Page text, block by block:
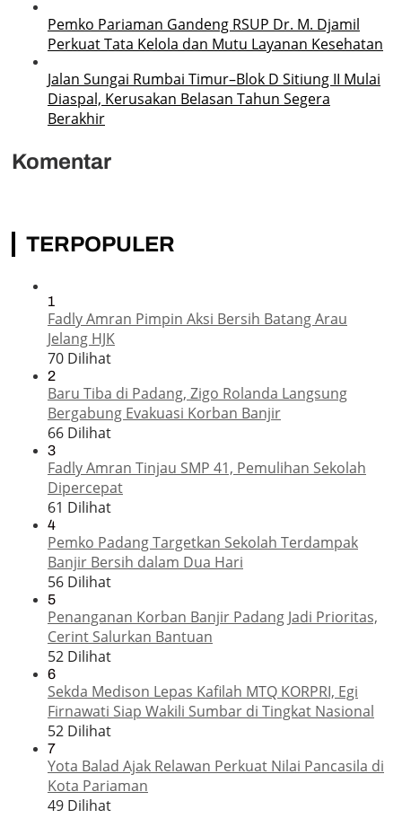
Pemko Pariaman Gandeng RSUP Dr. M. Djamil
Perkuat Tata Kelola dan Mutu Layanan Kesehatan
Jalan Sungai Rumbai Timur–Blok D Sitiung II Mulai
Diaspal, Kerusakan Belasan Tahun Segera
Berakhir
Komentar
TERPOPULER
1
Fadly Amran Pimpin Aksi Bersih Batang Arau
Jelang HJK
70 Dilihat
2
Baru Tiba di Padang, Zigo Rolanda Langsung
Bergabung Evakuasi Korban Banjir
66 Dilihat
3
Fadly Amran Tinjau SMP 41, Pemulihan Sekolah
Dipercepat
61 Dilihat
4
Pemko Padang Targetkan Sekolah Terdampak
Banjir Bersih dalam Dua Hari
56 Dilihat
5
Penanganan Korban Banjir Padang Jadi Prioritas,
Cerint Salurkan Bantuan
52 Dilihat
6
Sekda Medison Lepas Kafilah MTQ KORPRI, Egi
Firnawati Siap Wakili Sumbar di Tingkat Nasional
52 Dilihat
7
Yota Balad Ajak Relawan Perkuat Nilai Pancasila di
Kota Pariaman
49 Dilihat